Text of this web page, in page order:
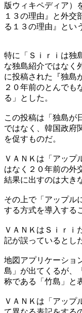
版ウィキペディア）
１３の理由』と外交
る１３の理由』とい
特に「Ｓｉｒｉは独
な独島紹介ではなく
に投稿された『独島
２０年前のとんでも
る」とした。
この投稿は「独島が
ではなく、韓国政府
を促すものだ。
ＶＡＮＫは「アップ
はなく２０年前の外
結果に出すのは大き
その上で「アップル
する方式を導入する
ＶＡＮＫはＳｉｒｉ
記が誤っているとし
地図アプリケーショ
島」が出てくるが、
称である「竹島」と
ＶＡＮＫは「アップ